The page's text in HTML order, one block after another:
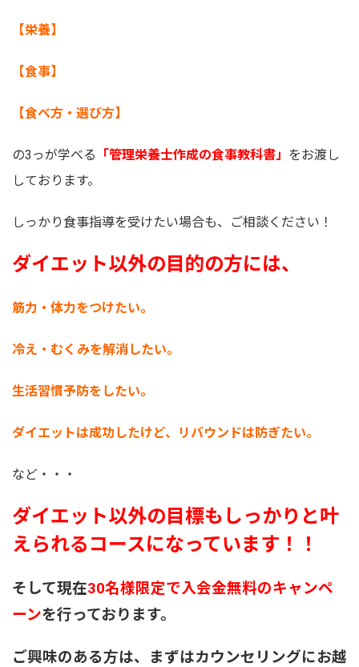
【栄養】
【食事】
【食べ方・選び方】
の3っが学べる 「管理栄養士作成の食事教科書」 をお渡し
しております。
しっかり食事指導を受けたい場合も、ご相談ください！
ダイエット以外の目的の方には、
筋力・体力をつけたい。
冷え・むくみを解消したい。
生活習慣予防をしたい。
ダイエットは成功したけど、リバウンドは防ぎたい。
など・・・
ダイエット以外の目標もしっかりと叶
えられるコースになっています！！
そして現在30名様限定で入会金無料のキャンペ
ーンを行っております。
ご興味のある方は、まずはカウンセリングにお越